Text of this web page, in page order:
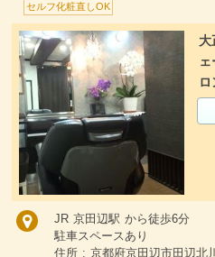
セルフ化粧直しOK
大
ロ
JR 京田辺駅 から徒歩6分
駐車スペースあり
住所 : 京都府京田辺市田辺北